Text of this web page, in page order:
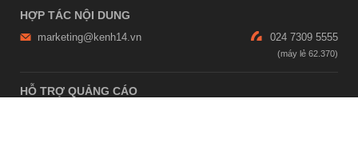
HỢP TÁC NỘI DUNG
marketing@kenh14.vn 024 7309 5555
HỖ TRỢ QUẢNG CÁO